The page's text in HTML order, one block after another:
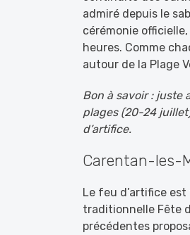
admiré depuis le
cérémonie
heures. Comme
autour de la Plage
Bon à savoir : juste
plages (20-24
d’artifice.
Carentan-les-
Le feu d’artifice
traditionnelle Fête
précédentes